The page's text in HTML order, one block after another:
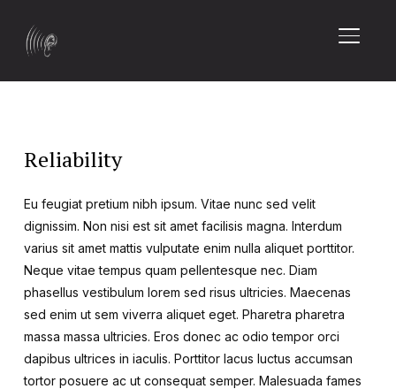
Reliability
Eu feugiat pretium nibh ipsum. Vitae nunc sed velit
dignissim. Non nisi est sit amet facilisis magna. Interdum
varius sit amet mattis vulputate enim nulla aliquet porttitor.
Neque vitae tempus quam pellentesque nec. Diam
phasellus vestibulum lorem sed risus ultricies. Maecenas
sed enim ut sem viverra aliquet eget. Pharetra pharetra
massa massa ultricies. Eros donec ac odio tempor orci
dapibus ultrices in iaculis. Porttitor lacus luctus accumsan
tortor posuere ac ut consequat semper. Malesuada fames